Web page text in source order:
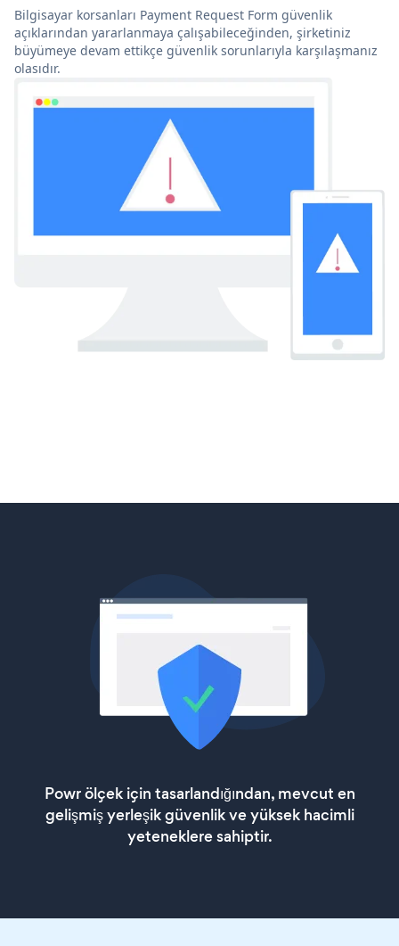
Bilgisayar korsanları Payment Request Form güvenlik
açıklarından yararlanmaya çalışabileceğinden, şirketiniz
büyümeye devam ettikçe güvenlik sorunlarıyla karşılaşmanız
olasıdır.
Powr ölçek için tasarlandığından, mevcut en
gelişmiş yerleşik güvenlik ve yüksek hacimli
yeteneklere sahiptir.